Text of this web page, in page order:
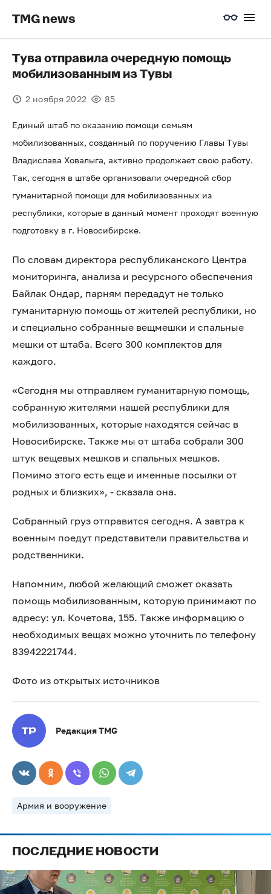
TMG news
Тува отправила очередную помощь
мобилизованным из Тувы
2 ноября 2022 85
Единый штаб по оказанию помощи семьям
мобилизованных, созданный по поручению Главы Тувы
Владислава Ховалыга, активно продолжает свою работу.
Так, сегодня в штабе организовали очередной сбор
гуманитарной помощи для мобилизованных из
республики, которые в данный момент проходят военную
подготовку в г. Новосибирске.
По словам директора республиканского Центра
мониторинга, анализа и ресурсного обеспечения
Байлак Ондар, парням передадут не только
гуманитарную помощь от жителей республики, но
и специально собранные вещмешки и спальные
мешки от штаба. Всего 300 комплектов для
каждого.
«Сегодня мы отправляем гуманитарную помощь,
собранную жителями нашей республики для
мобилизованных, которые находятся сейчас в
Новосибирске. Также мы от штаба собрали 300
штук вещевых мешков и спальных мешков.
Помимо этого есть еще и именные посылки от
родных и близких», - сказала она.
Собранный груз отправится сегодня. А завтра к
военным поедут представители правительства и
родственники.
Напомним, любой желающий сможет оказать
помощь мобилизованным, которую принимают по
адресу: ул. Кочетова, 155. Также информацию о
необходимых вещах можно уточнить по телефону
83942221744.
Фото из открытых источников
Редакция TMG
Армия и вооружение
ПОСЛЕДНИЕ НОВОСТИ